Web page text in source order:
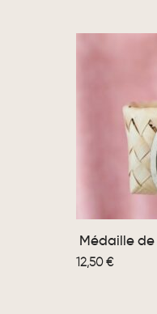
Médaille
12,50€